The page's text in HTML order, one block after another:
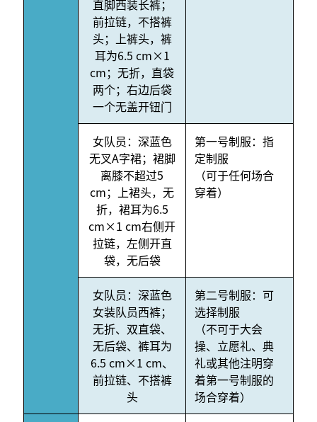
直脚西装长裤；
前拉链，不搭裤
头；上裤头，裤
耳为6.5 cm×1
cm；无折，直袋
两个；右边后袋
一个无盖开钮门
女队员：深蓝色
无叉A字裙；裙脚
离膝不超过5
cm；上裙头，无
折，裙耳为6.5
cm×1 cm右侧开
拉链，左侧开直
袋，无后袋
第一号制服：指
定制服
（可于任何场合
穿着）
女队员：深蓝色
女装队员西裤；
无折、双直袋、
无后袋、裤耳为
6.5 cm×1 cm、
前拉链、不搭裤
头
第二号制服：可
选择制服
（不可于大会
操、立愿礼、典
礼或其他注明穿
着第一号制服的
场合穿着）